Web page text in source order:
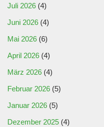
Juli 2026 (4)
Juni 2026 (4)
Mai 2026 (6)
April 2026 (4)
März 2026 (4)
Februar 2026 (5)
Januar 2026 (5)
Dezember 2025 (4)